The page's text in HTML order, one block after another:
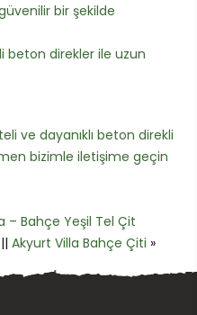
bir şekilde
beton direkler ile uzun
ve dayanıklı beton direkli
bizimle iletişime geçin
– Bahçe Yeşil Tel Çit
|| Akyurt Villa Bahçe Çiti »